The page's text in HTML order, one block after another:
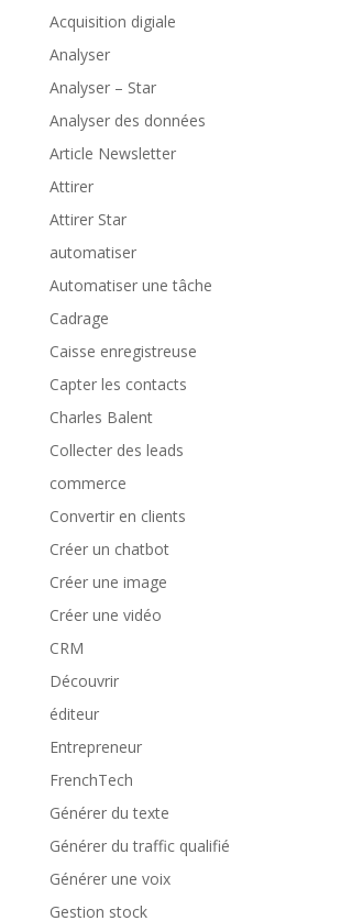
Acquisition digiale
Analyser
Analyser – Star
Analyser des données
Article Newsletter
Attirer
Attirer Star
automatiser
Automatiser une tâche
Cadrage
Caisse enregistreuse
Capter les contacts
Charles Balent
Collecter des leads
commerce
Convertir en clients
Créer un chatbot
Créer une image
Créer une vidéo
CRM
Découvrir
éditeur
Entrepreneur
FrenchTech
Générer du texte
Générer du traffic qualifié
Générer une voix
Gestion stock